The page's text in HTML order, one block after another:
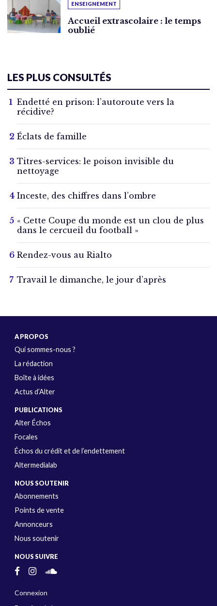
ENSEIGNEMENT
Accueil extrascolaire : le temps
oublié
LES PLUS CONSULTÉS
Endetté en prison: l’autoroute vers la
récidive?
Éclats de famille
Titres-services: le poison invisible du
nettoyage
Inceste, des chiffres dans l’ombre
« Cette Coupe du monde est un clou de plus
dans le cercueil du football »
Rendez-vous au Rialto
Travail le dimanche, le jour d’après
A PROPOS
Qui sommes-nous ?
La rédaction
Boîte à idées
Actus d’Alter
PUBLICATIONS
Alter Échos
Focales
Échos du crédit et de l’endettement
Altermedialab
NOUS SOUTENIR
Abonnements
Points de vente
Annonceurs
Nous soutenir
NOUS SUIVRE
Connexion